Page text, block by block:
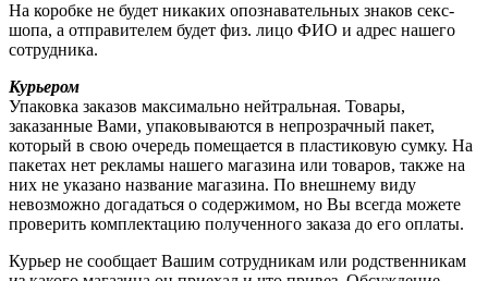
На коробке не будет никаких опознавательных знаков секс-
шопа, а отправителем будет физ. лицо ФИО и адрес нашего
сотрудника.
Курьером
Упаковка заказов максимально нейтральная. Товары,
заказанные Вами, упаковываются в непрозрачный пакет,
который в свою очередь помещается в пластиковую сумку. На
пакетах нет рекламы нашего магазина или товаров, также на
них не указано название магазина. По внешнему виду
невозможно догадаться о содержимом, но Вы всегда можете
проверить комплектацию полученного заказа до его оплаты.
Курьер не сообщает Вашим сотрудникам или родственникам